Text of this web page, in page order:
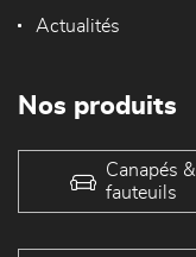
Actualités
Nos produits
Canapés &
fauteuils